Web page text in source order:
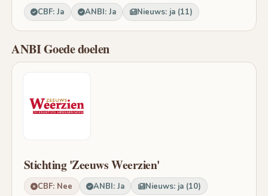
CBF: Ja ANBI: Ja Nieuws: ja (11)
ANBI Goede doelen
Stichting 'Zeeuws Weerzien'
CBF: Nee ANBI: Ja Nieuws: ja (10)